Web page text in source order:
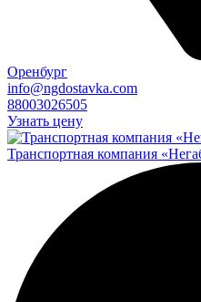
Оренбург
info@ngdostavka.com
88003026505
Узнать цену
Транспортная компания